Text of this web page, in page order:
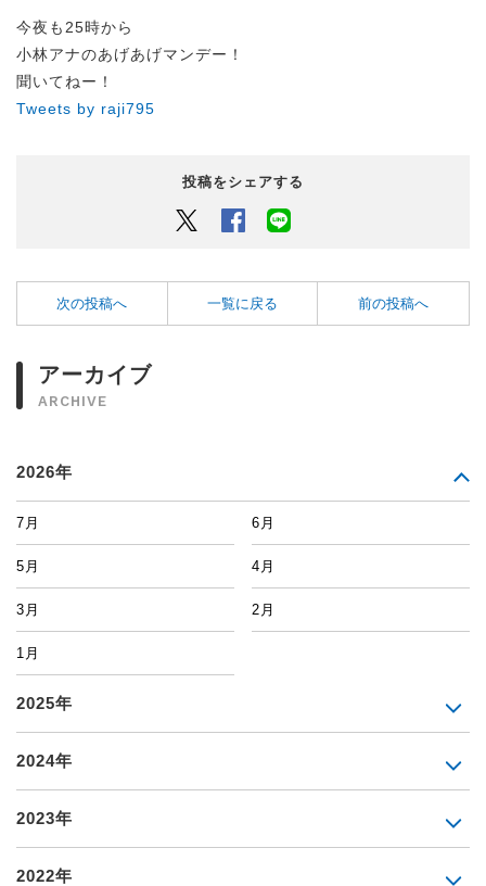
今夜も25時から
小林アナのあげあげマンデー！
聞いてねー！
Tweets by raji795
投稿をシェアする
Twitter Facebook
次の投稿へ 一覧に戻る 前の投稿へ
アーカイブ
ARCHIVE
2026年
7月 6月
5月 4月
3月 2月
1月
2025年
2024年
2023年
2022年